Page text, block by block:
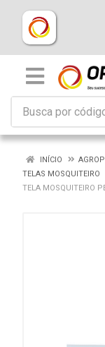
INÍCIO
TELAS MOSQUITEIRO
TELA MOSQUITEIRO